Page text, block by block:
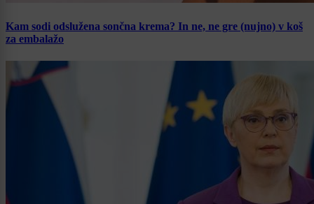
Kam sodi odslužena sončna krema? In ne, ne gre (nujno) v koš
za embalažo